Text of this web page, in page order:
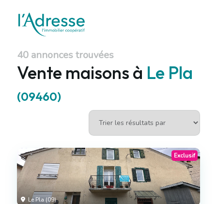
40 annonces trouvées
Vente maisons à Le Pla
(09460)
Le Pla (09)
Exclusif